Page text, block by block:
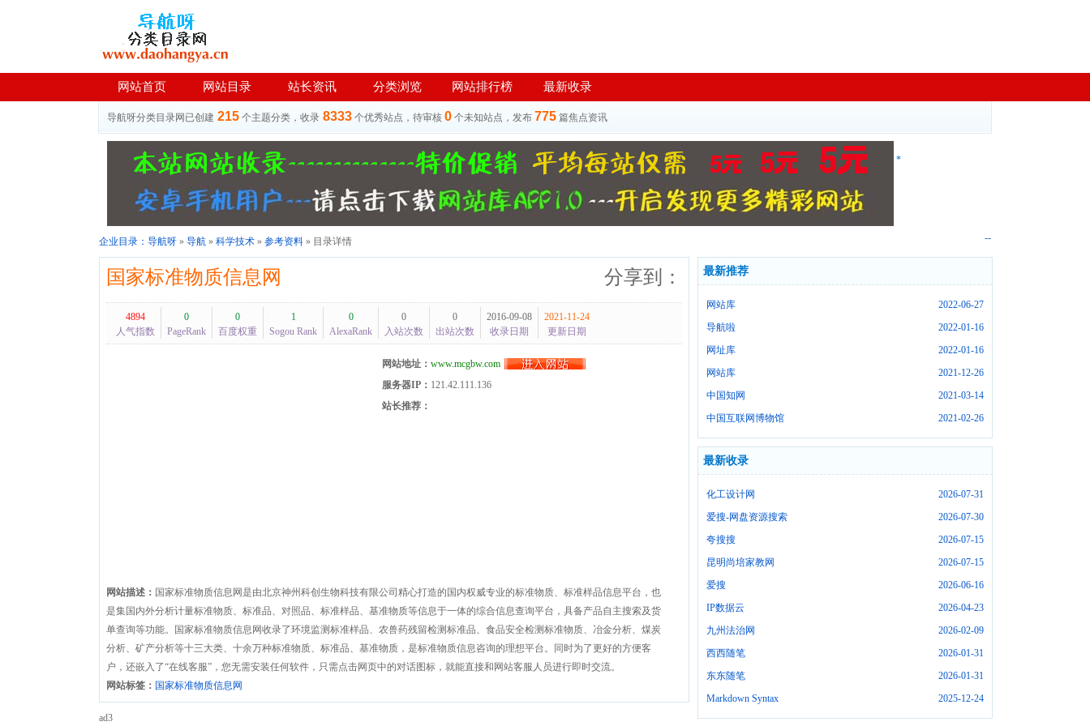
网站首页 网站目录 站长资讯 分类浏览 网站排行榜 最新收录
导航呀分类目录网已创建 215 个主题分类，收录 8333 个优秀站点，待审核 0 个未知站点，发布 775 篇焦点资讯
*
--
企业目录： 导航呀 » 导航 » 科学技术 » 参考资料 » 目录详情
分享到：
国家标准物质信息网
4894
人气指数
0
PageRank
0
百度权重
1
Sogou Rank
0
AlexaRank
0
入站次数
0
出站次数
2016-09-08
收录日期
2021-11-24
更新日期
网站地址： www.mcgbw.com
服务器IP： 121.42.111.136
站长推荐：
网站描述： 国家标准物质信息网是由北京神州科创生物科技有限公司精心打造的国内权威专业的标准物质、标准样品信息平台，也
是集国内外分析计量标准物质、标准品、对照品、标准样品、基准物质等信息于一体的综合信息查询平台，具备产品自主搜索及货
单查询等功能。国家标准物质信息网收录了环境监测标准样品、农兽药残留检测标准品、食品安全检测标准物质、冶金分析、煤炭
分析、矿产分析等十三大类、十余万种标准物质、标准品、基准物质，是标准物质信息咨询的理想平台。同时为了更好的方便客
户，还嵌入了“在线客服”，您无需安装任何软件，只需点击网页中的对话图标，就能直接和网站客服人员进行即时交流。
网站标签： 国家标准物质信息网
ad3
最新推荐
2022-06-27
网站库
2022-01-16
导航啦
2022-01-16
网址库
2021-12-26
网站库
2021-03-14
中国知网
2021-02-26
中国互联网博物馆
最新收录
2026-07-31
化工设计网
2026-07-30
爱搜-网盘资源搜索
2026-07-15
夸搜搜
2026-07-15
昆明尚培家教网
2026-06-16
爱搜
2026-04-23
IP数据云
2026-02-09
九州法治网
2026-01-31
西西随笔
2026-01-31
东东随笔
2025-12-24
Markdown Syntax